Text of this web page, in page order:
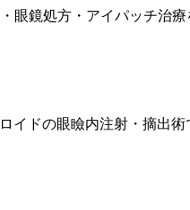
眼鏡処方・アイパッチ治療
イドの眼瞼内注射・摘出